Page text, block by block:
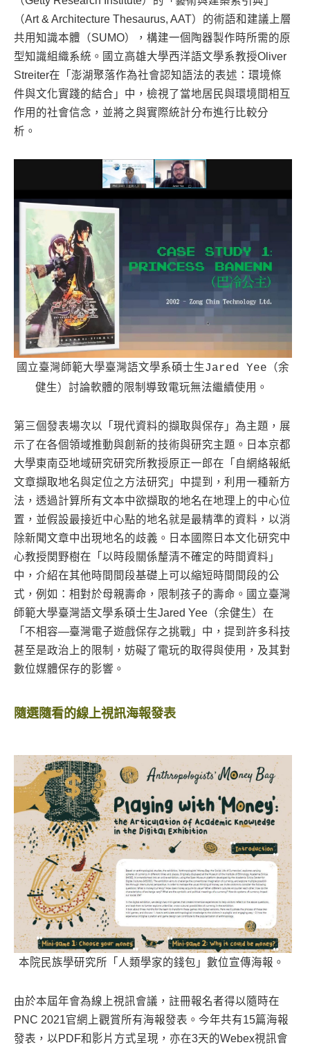
（Art & Architecture Thesaurus, AAT）的術語和建議上層
共用知識本體（SUMO），構建一個陶器製作時所需的原
型知識組織系統。國立高雄大學西洋語文學系教授Oliver
Streiter在「澎湖聚落作為社會認知語法的表述：環境條
件與文化實踐的結合」中，檢視了當地居民與環境間相互
作用的社會信念，並將之與實際統計分布進行比較分
析。
國立臺灣師範大學臺灣語文學系碩士生Jared Yee（余
健生）討論軟體的限制導致電玩無法繼續使用。
第三個發表場次以「現代資料的擷取與保存」為主題，展
示了在各個領域推動與創新的技術與研究主題。日本京都
大學東南亞地域研究研究所教授原正一郎在「自網絡報紙
文章擷取地名與定位之方法研究」中提到，利用一種新方
法，透過計算所有文本中欲擷取的地名在地理上的中心位
置，並假設最接近中心點的地名就是最精準的資料，以消
除新聞文章中出現地名的歧義。日本國際日本文化研究中
心教授関野樹在「以時段關係釐清不確定的時間資料」
中，介紹在其他時間間段基礎上可以縮短時間間段的公
式，例如：相對於母親壽命，限制孩子的壽命。國立臺灣
師範大學臺灣語文學系碩士生Jared Yee（余健生）在
「不相容—臺灣電子遊戲保存之挑戰」中，提到許多科技
甚至是政治上的限制，妨礙了電玩的取得與使用，及其對
數位媒體保存的影響。
隨選隨看的線上視訊海報發表
本院民族學研究所「人類學家的錢包」數位宣傳海報。
由於本屆年會為線上視訊會議，註冊報名者得以隨時在
PNC 2021官網上觀賞所有海報發表。今年共有15篇海報
發表，以PDF和影片方式呈現，亦在3天的Webex視訊會